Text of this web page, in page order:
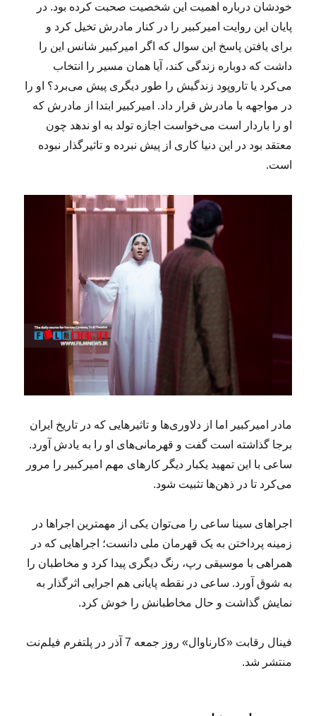
خودشان درباره اهمیت این شخصیت صحبت کرده بود. در
پایان این روایت امیرکبیر را در کنار مادرش تخیل کرد و
برای یافتن پاسخ این سوال که اگر امیرکبیر شانس این را
داشت که دوباره زندگی کند، آیا همان مسیر را انتخاب
می‌کرد یا تاروپود زندگیش را طور دیگری پیش می‌برد؟ او را
در مواجهه با مادرش قرار داد. امیرکبیر ابتدا از مادرش که
او را باردار است می‌خواست اجازه تولد به او ندهد چون
معتقد بود در این دنیا کاری از پیش نبرده و تاثیرگذار نبوده
است.
مادر امیرکبیر اما از دلاوری‌ها و تاثیرهایی که در تاریخ ایران
برجا گذاشته است گفت و قهرمانی‌های او را به یادش آورد.
ساعی با این تمهید یکبار دیگر کارهای مهم امیرکبیر را مرور
می‌کرد تا در ذهن‌ها تثبیت شود.
اجراهای سینا ساعی را می‌توان یکی از مهمترین اجراها در
زمینه پرداختن به یک قهرمان ملی دانست؛ اجراهایی که در
همراهی با موسیقی رپ، رنگ دیگری پیدا کرد و مخاطبان را
به شوق آورد. ساعی در نقطه پایانی هم اجرایی اثرگذار به
نمایش گذاشت و حال مخاطبانش را خوش کرد.
فینال رقابت «کارناوال» روز جمعه 7 آذر در پلتفرم فیلم‌نت
منتشر شد.